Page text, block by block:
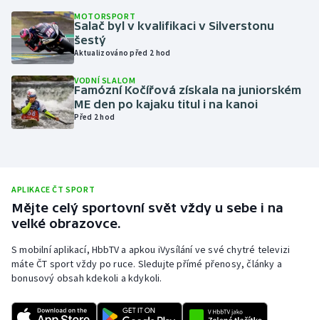
Motorsport
Olympijské hry
Parasport
Plavání
Ragby
Rychlobruslení
Rychlostní kanoistika
MOTORSPORT
Salač byl v kvalifikaci v Silverstonu
šestý
Aktualizováno před 2 hod
VODNÍ SLALOM
Famózní Kočířová získala na juniorském
ME den po kajaku titul i na kanoi
Před 2 hod
APLIKACE ČT SPORT
Mějte celý sportovní svět vždy u sebe i na
velké obrazovce.
S mobilní aplikací, HbbTV a apkou iVysílání ve své chytré televizi
máte ČT sport vždy po ruce. Sledujte přímé přenosy, články a
bonusový obsah kdekoli a kdykoli.